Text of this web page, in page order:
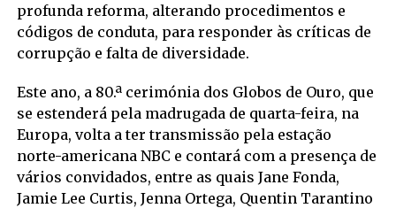
profunda reforma, alterando procedimentos e
códigos de conduta, para responder às críticas de
corrupção e falta de diversidade.
Este ano, a 80.ª cerimónia dos Globos de Ouro, que
se estenderá pela madrugada de quarta-feira, na
Europa, volta a ter transmissão pela estação
norte-americana NBC e contará com a presença de
vários convidados, entre as quais Jane Fonda,
Jamie Lee Curtis, Jenna Ortega, Quentin Tarantino